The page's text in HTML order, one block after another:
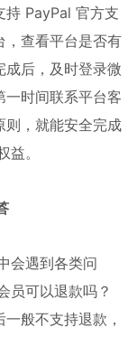
持 PayPal 官方支
，查看平台是否有
成后，及时登录微
一时间联系平台客
则，就能安全完成
。
会遇到各类问
员可以退款吗？
般不支持退款，